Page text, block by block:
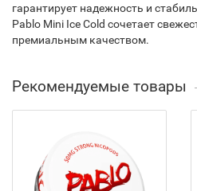
гарантирует надежность и
Pablo Mini Ice Cold сочетает
премиальным качеством.
Рекомендуемые товары